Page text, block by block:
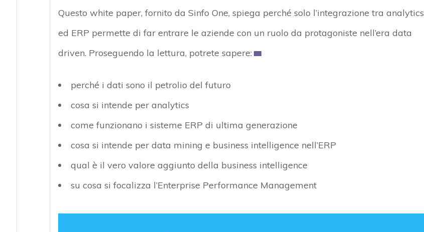
Questo white paper, fornito da Sinfo One, spiega perché solo l’integrazione tra analytics
ed ERP permette di far entrare le aziende con un ruolo da protagoniste nell’era data
driven. Proseguendo la lettura, potrete sapere:
perché i dati sono il petrolio del futuro
cosa si intende per analytics
come funzionano i sisteme ERP di ultima generazione
cosa si intende per data mining e business intelligence nell’ERP
qual è il vero valore aggiunto della business intelligence
su cosa si focalizza l’Enterprise Performance Management